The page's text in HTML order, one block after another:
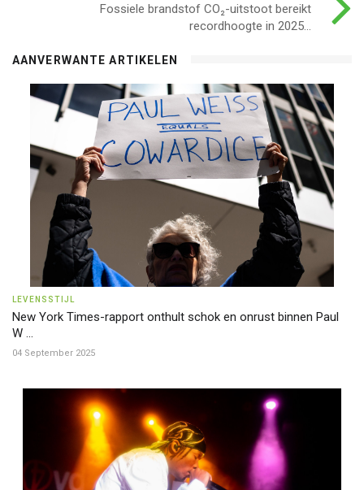
Fossiele brandstof CO₂-uitstoot bereikt
recordhoogte in 2025...
AANVERWANTE ARTIKELEN
LEVENSSTIJL
New York Times-rapport onthult schok en onrust binnen Paul
W ...
04 September 2025